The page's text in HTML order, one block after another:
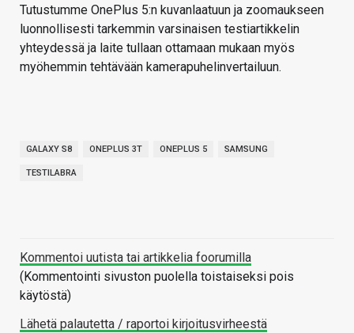
Tutustumme OnePlus 5:n kuvanlaatuun ja zoomaukseen
luonnollisesti tarkemmin varsinaisen testiartikkelin
yhteydessä ja laite tullaan ottamaan mukaan myös
myöhemmin tehtävään kamerapuhelinvertailuun.
GALAXY S8 ONEPLUS 3T ONEPLUS 5 SAMSUNG
TESTILABRA
Kommentoi uutista tai artikkelia foorumilla
(Kommentointi sivuston puolella toistaiseksi pois
käytöstä)
Lähetä palautetta / raportoi kirjoitusvirheestä